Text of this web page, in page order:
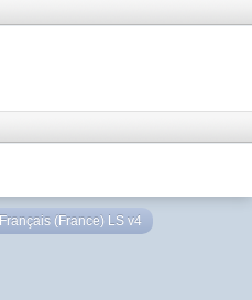
Français (France) LS v4